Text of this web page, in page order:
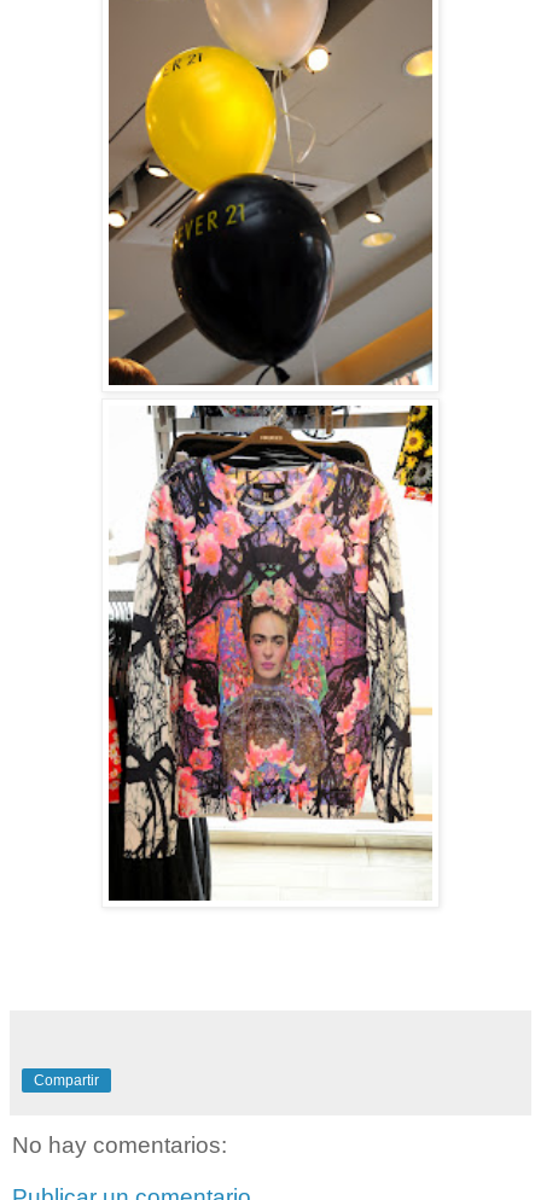
Compartir
No hay comentarios: